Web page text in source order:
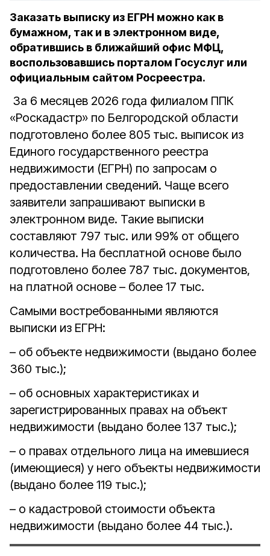
Заказать выписку из ЕГРН можно как в
бумажном, так и в электронном виде,
обратившись в ближайший офис МФЦ,
воспользовавшись порталом Госуслуг или
официальным сайтом Росреестра.
За 6 месяцев 2026 года филиалом ППК
«Роскадастр» по Белгородской области
подготовлено более 805 тыс. выписок из
Единого государственного реестра
недвижимости (ЕГРН) по запросам о
предоставлении сведений. Чаще всего
заявители запрашивают выписки в
электронном виде. Такие выписки
составляют 797 тыс. или 99% от общего
количества. На бесплатной основе было
подготовлено более 787 тыс. документов,
на платной основе – более 17 тыс.
Самыми востребованными являются
выписки из ЕГРН:
– об объекте недвижимости (выдано более
360 тыс.);
– об основных характеристиках и
зарегистрированных правах на объект
недвижимости (выдано более 137 тыс.);
– о правах отдельного лица на имевшиеся
(имеющиеся) у него объекты недвижимости
(выдано более 119 тыс.);
– о кадастровой стоимости объекта
недвижимости (выдано более 44 тыс.).